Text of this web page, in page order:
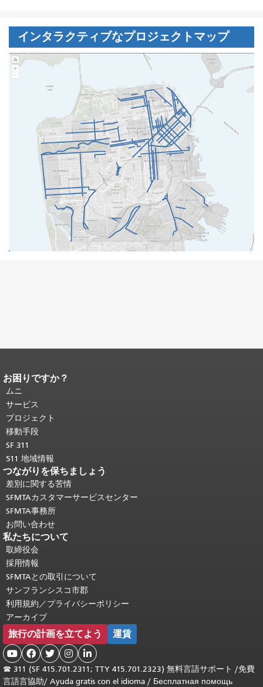
インタラクティブなプロジェクトマップ
ページコンテンツの終わり。
ジの残りの部分はすべてのページで繰
り返されます。
頭に戻る。
お困りですか？
ムニ
サービス
プロジェクト
移動手段
SF 311
511 地域情報
つながりを保ちましょう
差別に関する苦情
SFMTAカスタマーサービスセンター
SFMTA事務所
お問い合わせ
私たちについて
取締役会
採用情報
SFMTAとの取引について
サンフランシスコ市郡
利用規約／プライバシーポリシー
アーカイブ
旅行の計画を立てよう 運賃
    
☎ 311 (SF 415.701.2311; TTY 415.701.2323) 無料言語サポート /免費
言語言協助/ Ayuda gratis con el idioma / Бесплатная помощь